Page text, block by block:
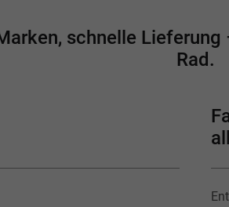
schnelle
Rad.